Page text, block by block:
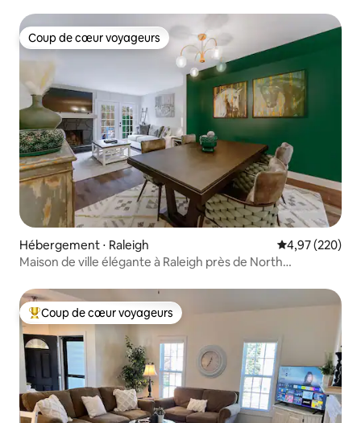
Coup de cœur voyageurs
Coup de cœur voyageurs
Hébergement ⋅ Raleigh Évaluation
4,97 (220)
Maison de ville élégante à Raleigh près de North
Coups de cœur voyageurs les plus appréciés
Coup de cœur voyageurs